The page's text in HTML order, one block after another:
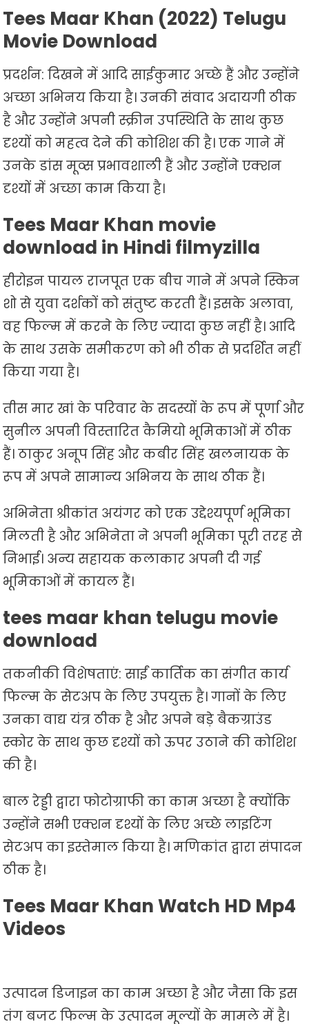
Tees Maar Khan (2022) Telugu
Movie Download
प्रदर्शन: दिखने में आदि साईकुमार अच्छे हैं और उन्होंने
अच्छा अभिनय किया है। उनकी संवाद अदायगी ठीक
है और उन्होंने अपनी स्क्रीन उपस्थिति के साथ कुछ
दृश्यों को महत्व देने की कोशिश की है। एक गाने में
उनके डांस मूव्स प्रभावशाली हैं और उन्होंने एक्शन
दृश्यों में अच्छा काम किया है।
Tees Maar Khan movie
download in Hindi filmyzilla
हीरोइन पायल राजपूत एक बीच गाने में अपने स्किन
शो से युवा दर्शकों को संतुष्ट करती हैं। इसके अलावा,
वह फिल्म में करने के लिए ज्यादा कुछ नहीं है। आदि
के साथ उसके समीकरण को भी ठीक से प्रदर्शित नहीं
किया गया है।
तीस मार खां के परिवार के सदस्यों के रूप में पूर्णा और
सुनील अपनी विस्तारित कैमियो भूमिकाओं में ठीक
हैं। ठाकुर अनूप सिंह और कबीर सिंह खलनायक के
रूप में अपने सामान्य अभिनय के साथ ठीक हैं।
अभिनेता श्रीकांत अयंगर को एक उद्देश्यपूर्ण भूमिका
मिलती है और अभिनेता ने अपनी भूमिका पूरी तरह से
निभाई। अन्य सहायक कलाकार अपनी दी गई
भूमिकाओं में कायल हैं।
tees maar khan telugu movie
download
तकनीकी विशेषताएं: साईं कार्तिक का संगीत कार्य
फिल्म के सेटअप के लिए उपयुक्त है। गानों के लिए
उनका वाद्य यंत्र ठीक है और अपने बड़े बैकग्राउंड
स्कोर के साथ कुछ दृश्यों को ऊपर उठाने की कोशिश
की है।
बाल रेड्डी द्वारा फोटोग्राफी का काम अच्छा है क्योंकि
उन्होंने सभी एक्शन दृश्यों के लिए अच्छे लाइटिंग
सेटअप का इस्तेमाल किया है। मणिकांत द्वारा संपादन
ठीक है।
Tees Maar Khan Watch HD Mp4
Videos
उत्पादन डिजाइन का काम अच्छा है और जैसा कि इस
तंग बजट फिल्म के उत्पादन मूल्यों के मामले में है।